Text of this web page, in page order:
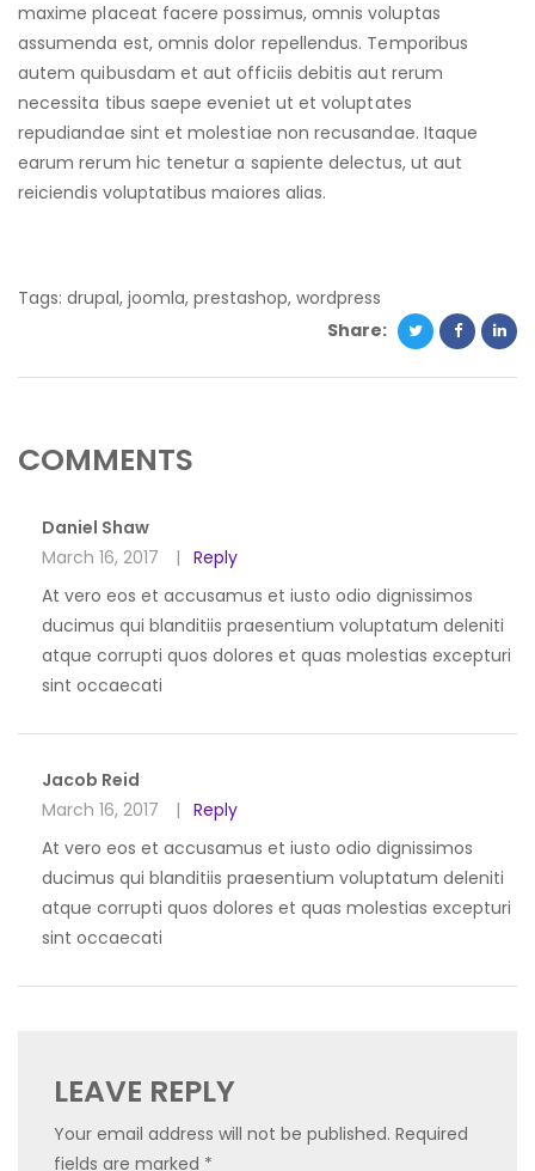
maxime placeat facere possimus, omnis voluptas
assumenda est, omnis dolor repellendus. Temporibus
autem quibusdam et aut officiis debitis aut rerum
necessita tibus saepe eveniet ut et voluptates
repudiandae sint et molestiae non recusandae. Itaque
earum rerum hic tenetur a sapiente delectus, ut aut
reiciendis voluptatibus maiores alias.
Tags: drupal, joomla, prestashop, wordpress
Share:
COMMENTS
Daniel Shaw
March 16, 2017
Reply
At vero eos et accusamus et iusto odio dignissimos
ducimus qui blanditiis praesentium voluptatum deleniti
atque corrupti quos dolores et quas molestias excepturi
sint occaecati
Jacob Reid
March 16, 2017
Reply
At vero eos et accusamus et iusto odio dignissimos
ducimus qui blanditiis praesentium voluptatum deleniti
atque corrupti quos dolores et quas molestias excepturi
sint occaecati
LEAVE REPLY
Your email address will not be published. Required
fields are marked *